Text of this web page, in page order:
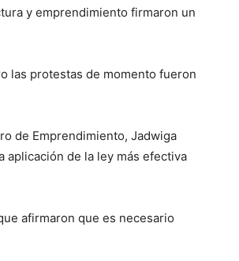
y emprendimiento firmaron un
las protestas de momento fueron
de Emprendimiento, Jadwiga
aplicación de la ley más efectiva
afirmaron que es necesario